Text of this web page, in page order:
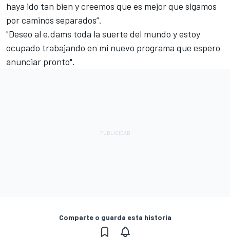
haya ido tan bien y creemos que es mejor que sigamos
por caminos separados”.
"Deseo al e.dams toda la suerte del mundo y estoy
ocupado trabajando en mi nuevo programa que espero
anunciar pronto".
Comparte o guarda esta historia